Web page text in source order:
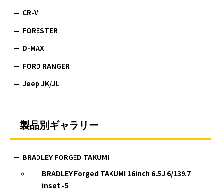
CR-V
FORESTER
D-MAX
FORD RANGER
Jeep JK/JL
製品別ギャラリー
BRADLEY FORGED TAKUMI
BRADLEY Forged TAKUMI 16inch 6.5J 6/139.7
inset -5